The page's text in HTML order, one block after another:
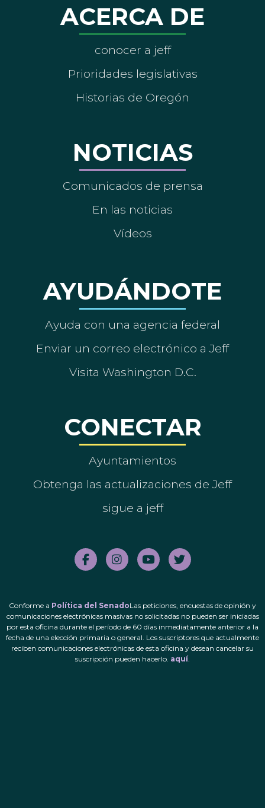
ACERCA DE
conocer a jeff
Prioridades legislativas
Historias de Oregón
NOTICIAS
Comunicados de prensa
En las noticias
Vídeos
AYUDÁNDOTE
Ayuda con una agencia federal
Enviar un correo electrónico a Jeff
Visita Washington D.C.
CONECTAR
Ayuntamientos
Obtenga las actualizaciones de Jeff
sigue a jeff
Conforme a Política del SenadoLas peticiones, encuestas de opinión y
comunicaciones electrónicas masivas no solicitadas no pueden ser iniciadas
por esta oficina durante el período de 60 días inmediatamente anterior a la
fecha de una elección primaria o general. Los suscriptores que actualmente
reciben comunicaciones electrónicas de esta oficina y desean cancelar su
suscripción pueden hacerlo. aquí.